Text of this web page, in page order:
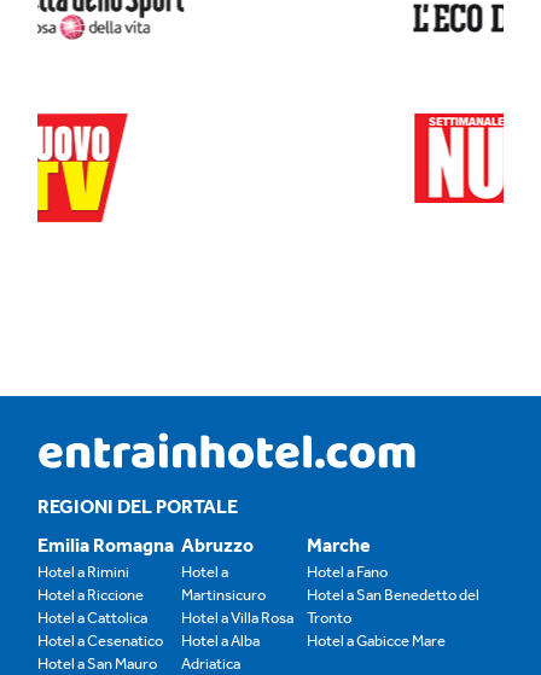
REGIONI DEL PORTALE
Emilia Romagna
Hotel a Rimini
Hotel a Riccione
Hotel a Cattolica
Hotel a Cesenatico
Hotel a San Mauro
Abruzzo
Hotel a
Martinsicuro
Hotel a Villa Rosa
Hotel a Alba
Adriatica
Marche
Hotel a Fano
Hotel a San Benedetto del
Tronto
Hotel a Gabicce Mare